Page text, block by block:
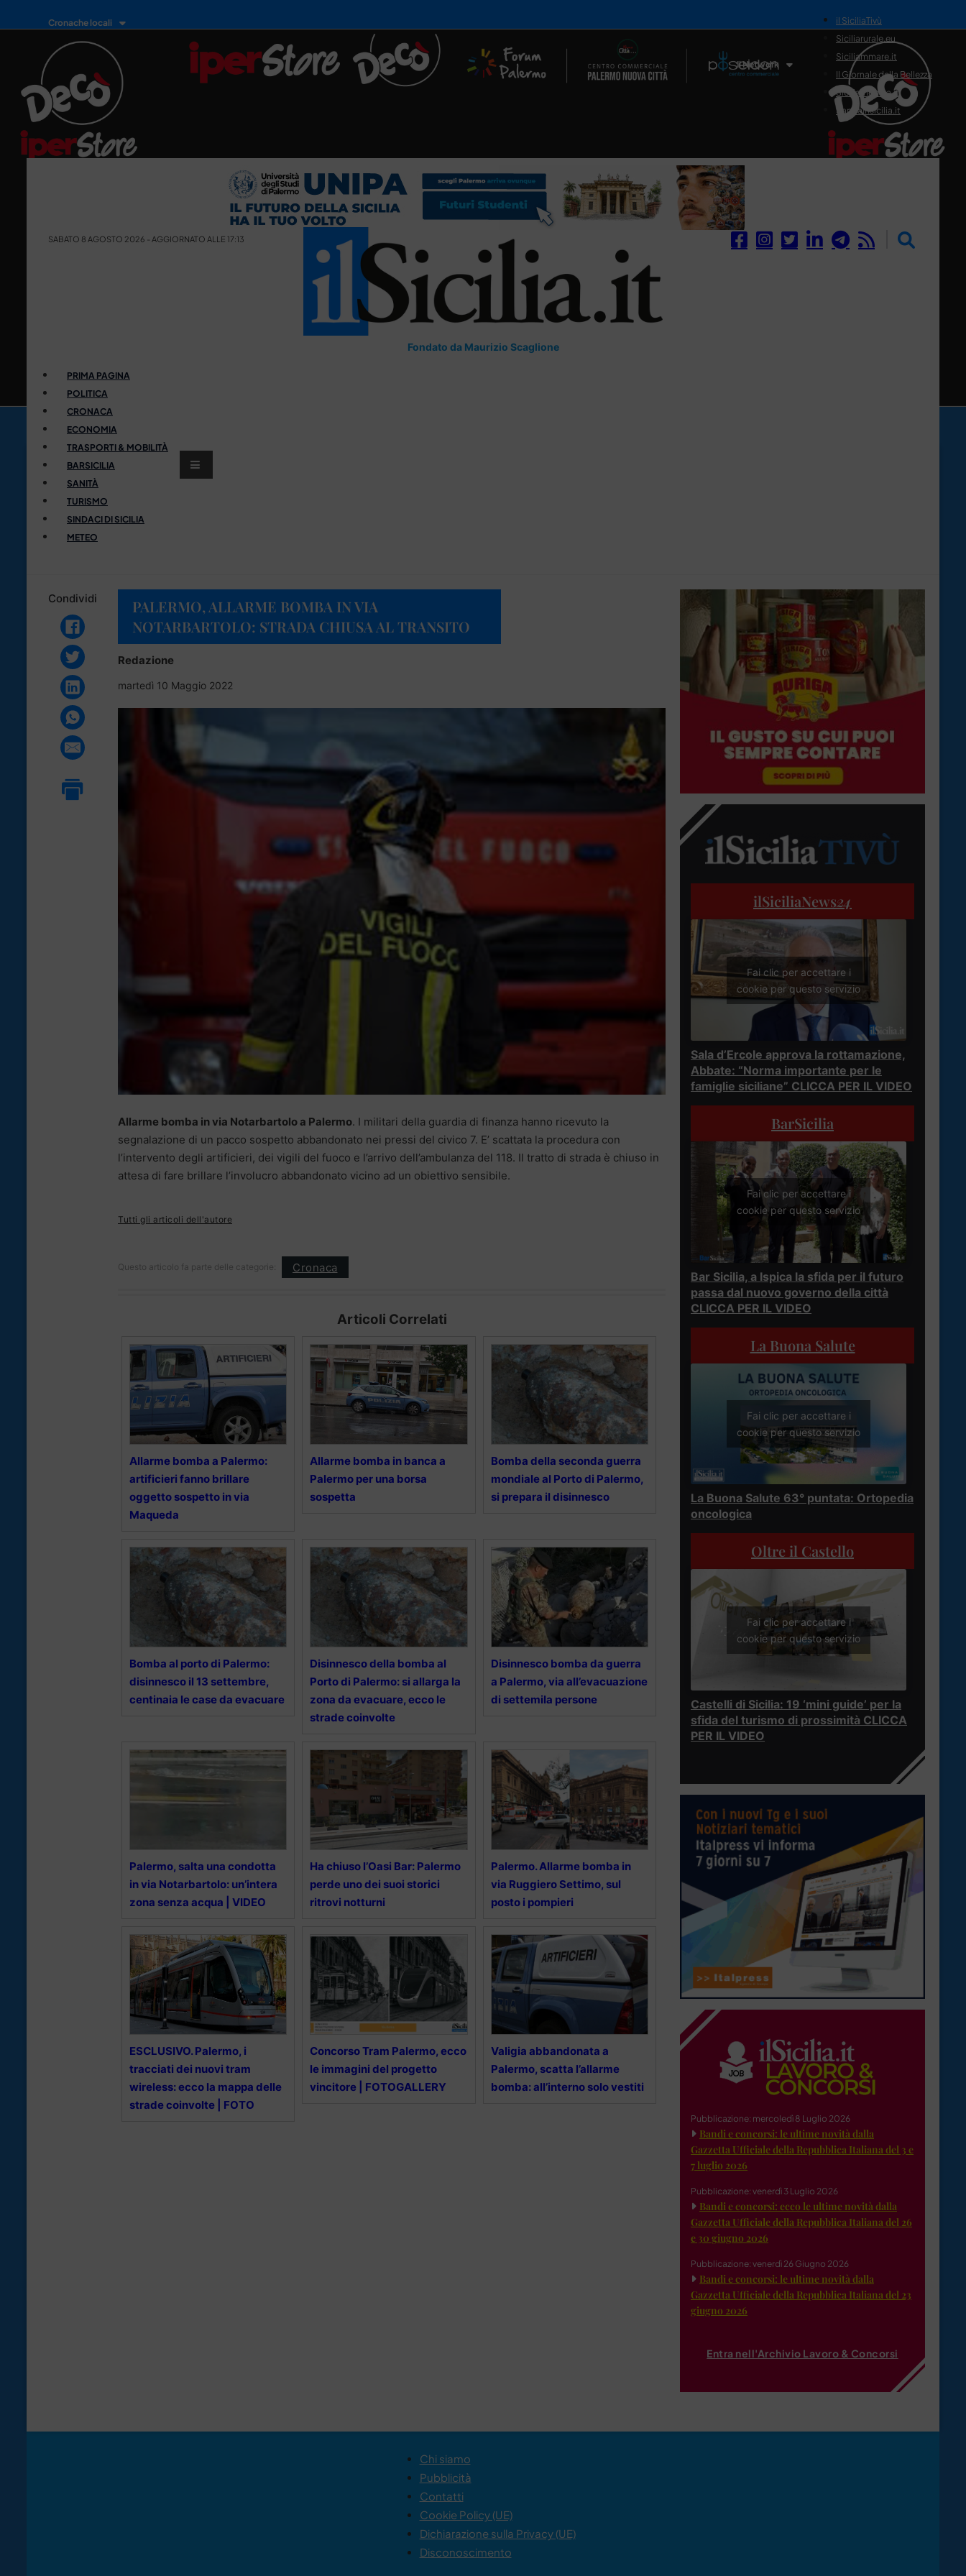
Cronache locali
Il Network
il SiciliaTivù
Siciliarurale.eu
Siciliammare.it
Il Giornale della Bellezza
Siciliamedica.it
Sanitainsicilia.it
SABATO 8 AGOSTO 2026 - AGGIORNATO ALLE 17:13
Fondato da Maurizio Scaglione
PRIMA PAGINA
POLITICA
CRONACA
ECONOMIA
TRASPORTI & MOBILITÀ
BARSICILIA
SANITÀ
TURISMO
SINDACI DI SICILIA
METEO
Condividi
PALERMO, ALLARME BOMBA IN VIA
NOTARBARTOLO: STRADA CHIUSA AL TRANSITO
Redazione
martedì 10 Maggio 2022
Allarme bomba in via Notarbartolo a Palermo. I militari della guardia di finanza hanno ricevuto la
segnalazione di un pacco sospetto abbandonato nei pressi del civico 7. E’ scattata la procedura con
l’intervento degli artificieri, dei vigili del fuoco e l’arrivo dell’ambulanza del 118. Il tratto di strada è chiuso in
attesa di fare brillare l’involucro abbandonato vicino ad un obiettivo sensibile.
Tutti gli articoli dell'autore
Questo articolo fa parte delle categorie: Cronaca
Articoli Correlati
Allarme bomba a Palermo:
artificieri fanno brillare
oggetto sospetto in via
Maqueda
Allarme bomba in banca a
Palermo per una borsa
sospetta
Bomba della seconda guerra
mondiale al Porto di Palermo,
si prepara il disinnesco
Bomba al porto di Palermo:
disinnesco il 13 settembre,
centinaia le case da evacuare
Disinnesco della bomba al
Porto di Palermo: si allarga la
zona da evacuare, ecco le
strade coinvolte
Disinnesco bomba da guerra
a Palermo, via all’evacuazione
di settemila persone
Palermo, salta una condotta
in via Notarbartolo: un’intera
zona senza acqua | VIDEO
Ha chiuso l’Oasi Bar: Palermo
perde uno dei suoi storici
ritrovi notturni
Palermo. Allarme bomba in
via Ruggiero Settimo, sul
posto i pompieri
ESCLUSIVO. Palermo, i
tracciati dei nuovi tram
wireless: ecco la mappa delle
strade coinvolte | FOTO
Concorso Tram Palermo, ecco
le immagini del progetto
vincitore | FOTOGALLERY
Valigia abbandonata a
Palermo, scatta l’allarme
bomba: all’interno solo vestiti
ilSiciliaNews24
Fai clic per accettare i
cookie per questo servizio
Sala d’Ercole approva la rottamazione,
Abbate: “Norma importante per le
famiglie siciliane” CLICCA PER IL VIDEO
BarSicilia
Fai clic per accettare i
cookie per questo servizio
Bar Sicilia, a Ispica la sfida per il futuro
passa dal nuovo governo della città
CLICCA PER IL VIDEO
La Buona Salute
Fai clic per accettare i
cookie per questo servizio
La Buona Salute 63° puntata: Ortopedia
oncologica
Oltre il Castello
Fai clic per accettare i
cookie per questo servizio
Castelli di Sicilia: 19 ‘mini guide’ per la
sfida del turismo di prossimità CLICCA
PER IL VIDEO
Pubblicazione: mercoledì 8 Luglio 2026
Bandi e concorsi: le ultime novità dalla
Gazzetta Ufficiale della Repubblica Italiana del 3 e
7 luglio 2026
Pubblicazione: venerdì 3 Luglio 2026
Bandi e concorsi: ecco le ultime novità dalla
Gazzetta Ufficiale della Repubblica Italiana del 26
e 30 giugno 2026
Pubblicazione: venerdì 26 Giugno 2026
Bandi e concorsi: le ultime novità dalla
Gazzetta Ufficiale della Repubblica Italiana del 23
giugno 2026
Entra nell'Archivio Lavoro & Concorsi
Chi siamo
Pubblicità
Contatti
Cookie Policy (UE)
Dichiarazione sulla Privacy (UE)
Disconoscimento